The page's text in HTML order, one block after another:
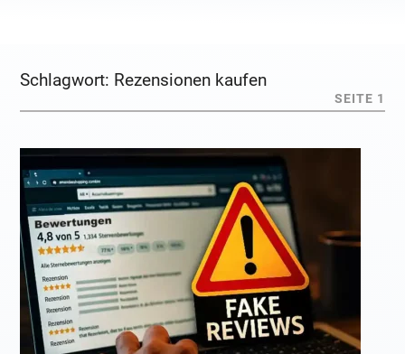
Schlagwort: Rezensionen kaufen
SEITE 1